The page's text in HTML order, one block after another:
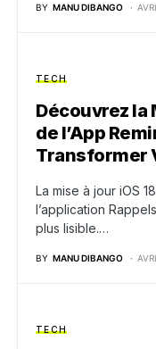
BY MANU DIBANGO
TECH
Découvrez
de l’App
Transformer
La mise à jour iOS
l’application
plus lisible.…
BY MANU DIBANGO
TECH